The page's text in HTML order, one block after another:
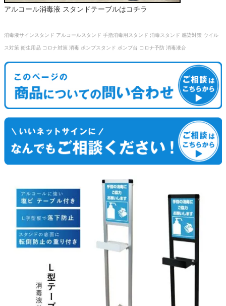
アルコール消毒液 スタンドテーブルはコチラ
消毒液サインスタンド アルコールスタンド 手指消毒用スタンド 消毒スタンド 感染対策 ウイル
ス対策 衛生用品 コロナ対策 消毒 ポンプスタンド ポンプ台 コロナ予防 消毒液台